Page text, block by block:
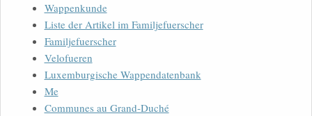
Wappenkunde
Liste der Artikel im Familjefuerscher
Familjefuerscher
Velofueren
Luxemburgische Wappendatenbank
Me
Communes au Grand-Duché